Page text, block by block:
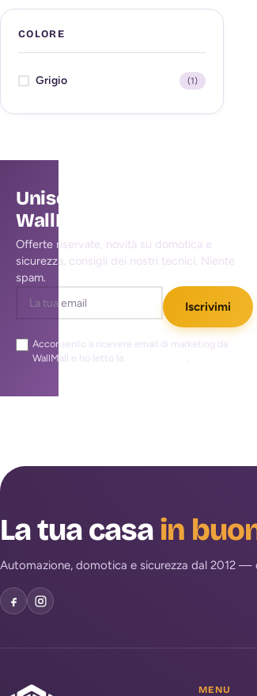
COLORE
Grigio (1)
Unisciti alla community
WallMall
Offerte riservate, novità su domotica e
sicurezza, consigli dei nostri tecnici. Niente
spam.
Iscrivimi
Acconsento a ricevere email di marketing da
WallMall e ho letto la
.
La tua casa in
Automazione, domotica e sicurezza dal 2012
MENU